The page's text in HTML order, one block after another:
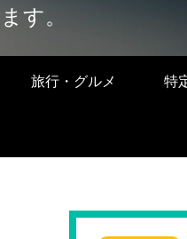
す。
旅行・グルメ 特